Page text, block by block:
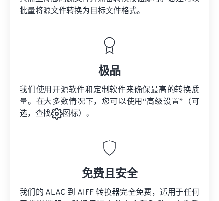
批量将源文件转换为目标文件格式。
极品
我们使用开源软件和定制软件来确保最高的转换质
量。在大多数情况下，您可以使用“高级设置”（可
选，查找
图标）。
免费且安全
我们的 ALAC 到 AIFF 转换器完全免费，适用于任何